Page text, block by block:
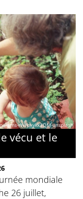
arns-rWFpxykk3QM-unsplash
vécu et le
mondiale
26 juillet,